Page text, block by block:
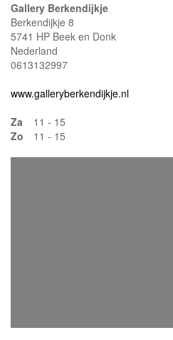
Gallery Berkendijkje
Berkendijkje 8
5741 HP Beek en Donk
Nederland
0613132997
www.galleryberkendijkje.nl
Za
11 - 15
Zo
11 - 15